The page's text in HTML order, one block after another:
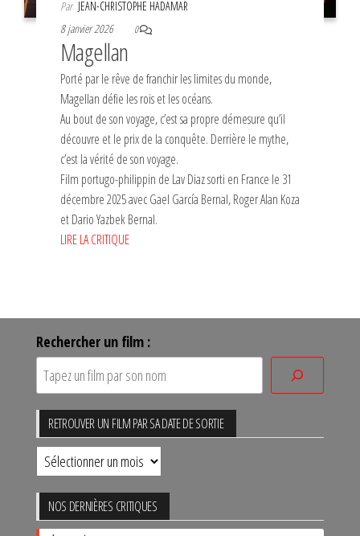
Par JEAN-CHRISTOPHE HADAMAR
8 janvier 2026
0
Magellan
Porté par le rêve de franchir les limites du monde,
Magellan défie les rois et les océans.
Au bout de son voyage, c’est sa propre démesure qu’il
découvre et le prix de la conquête. Derrière le mythe,
c’est la vérité de son voyage.
Film portugo-philippin de Lav Diaz sorti en France le 31
décembre 2025 avec Gael García Bernal, Roger Alan Koza
et Dario Yazbek Bernal.
LIRE LA CRITIQUE
Rechercher un film :
RETROUVER UN FILM PAR SA DATE DE SORTIE
Retrouver
un
film
par
NOS DERNIÈRES CRITIQUES